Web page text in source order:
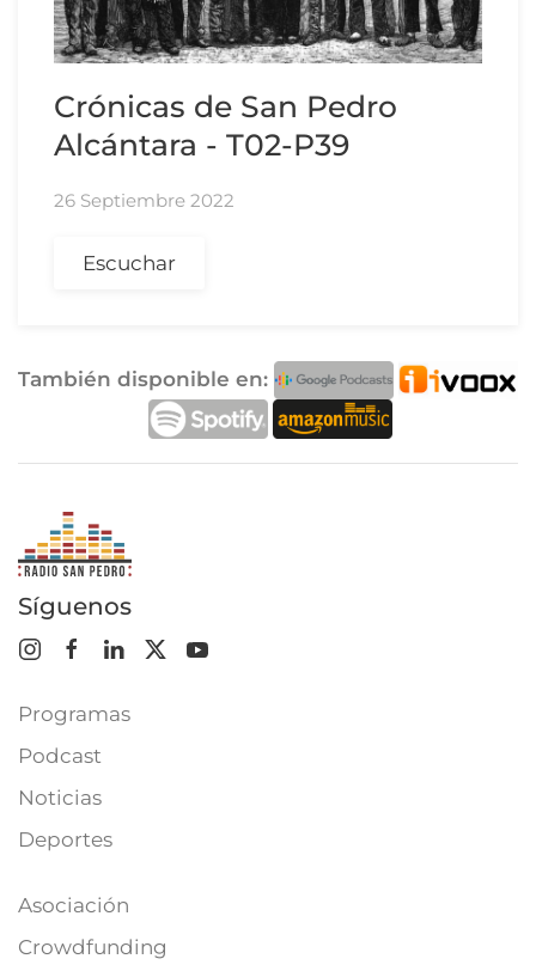
Crónicas de San Pedro
Alcántara - T02-P39
26 Septiembre 2022
Escuchar
También disponible en:
Síguenos
Programas
Podcast
Noticias
Deportes
Asociación
Crowdfunding